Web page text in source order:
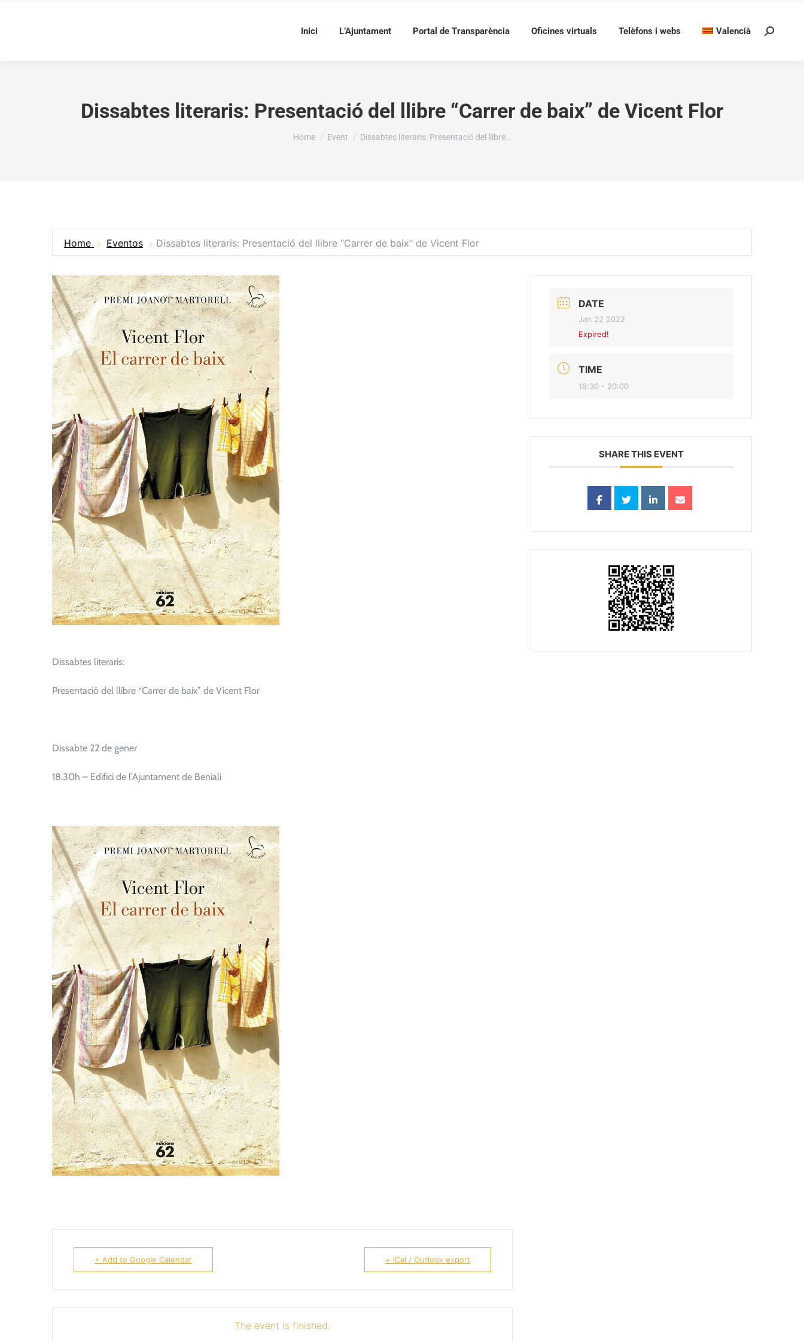
Inici L’Ajuntament Portal de Transparència Oficines virtuals Telèfons i webs Valencià Search:
Dissabtes literaris: Presentació del llibre “Carrer de baix” de Vicent Flor
You are here:
Home Event Dissabtes literaris: Presentació del llibre…
Home Eventos Dissabtes literaris: Presentació del llibre “Carrer de baix” de Vicent Flor
Dissabtes literaris:
Presentació del llibre “Carrer de baix” de Vicent Flor
Dissabte 22 de gener
18.30h – Edifici de l’Ajuntament de Beniali
+ Add to Google Calendar + iCal / Outlook export
The event is finished.
DATE
Jan 22 2022
Expired!
TIME
18:30 - 20:00
SHARE THIS EVENT